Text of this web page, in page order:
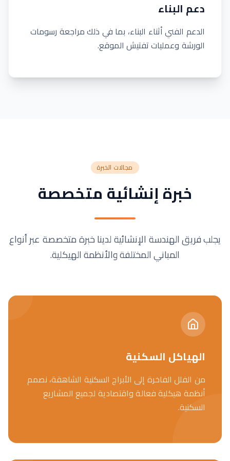
دعم البناء
الدعم الفني أثناء البناء، بما في ذلك مراجعة رسومات
الورشة وعمليات تفتيش الموقع.
مجالات الخبرة
خبرة إنشائية متخصصة
يجلب فريق الهندسة الإنشائية لدينا خبرة متخصصة عبر أنواع
المباني المختلفة والأنظمة الهيكلية.
الهياكل السكنية
من الفلل الفاخرة إلى الأبراج السكنية الشاهقة، نصمم
أنظمة هيكلية فعالة واقتصادية لجميع المشاريع
السكنية.